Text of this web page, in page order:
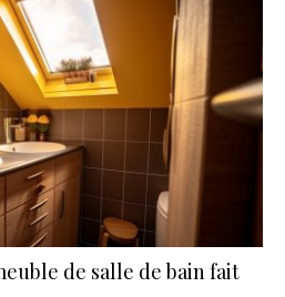
de salle de bain fait